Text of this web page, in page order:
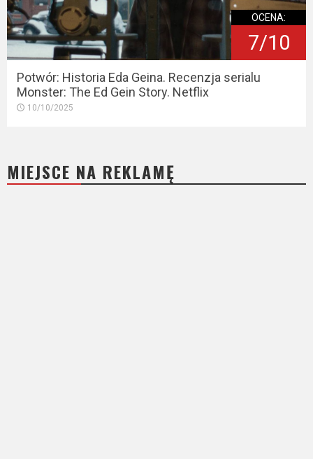
OCENA:
7/10
Potwór: Historia Eda Geina. Recenzja serialu
Monster: The Ed Gein Story. Netflix
10/10/2025
MIEJSCE NA REKLAMĘ